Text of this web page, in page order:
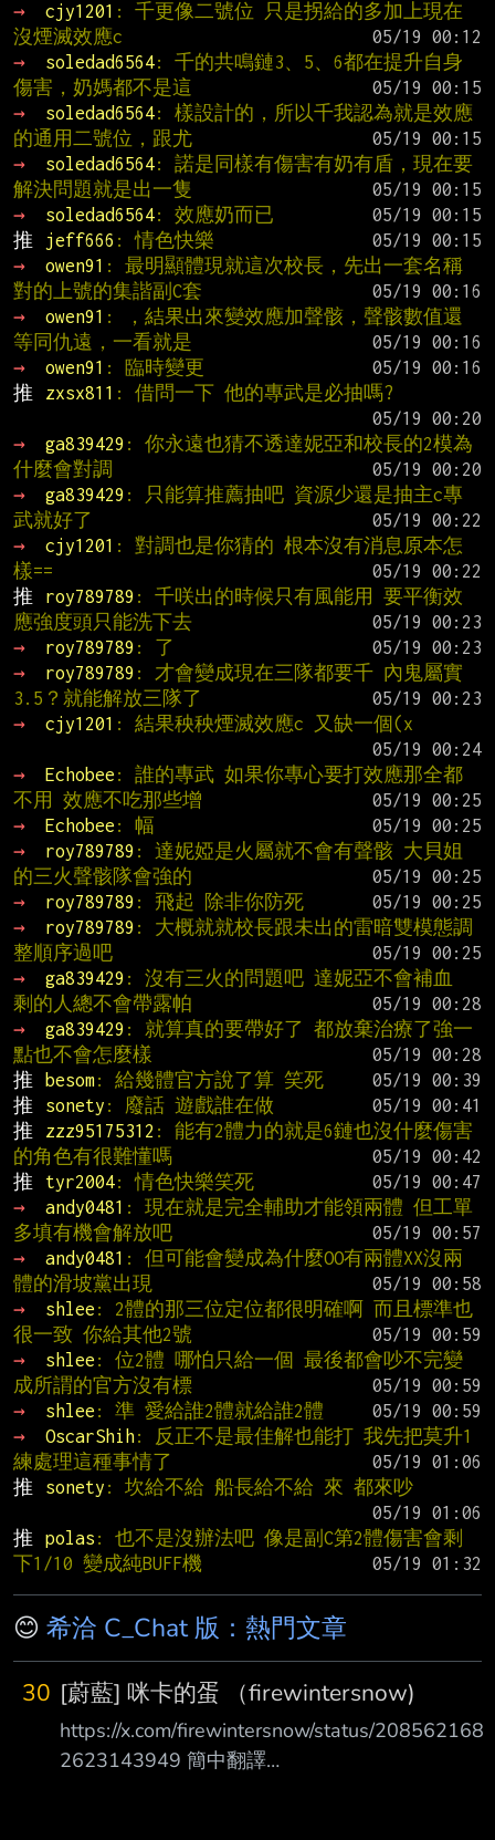
→
cjy1201 : 千更像二號位 只是拐給的多加上現在
沒煙滅效應c
→
soledad6564: 千的共鳴鏈3、5、6都在提升自身
傷害，奶媽都不是這
→
soledad6564: 樣設計的，所以千我認為就是效應
的通用二號位，跟尤
→
soledad6564: 諾是同樣有傷害有奶有盾，現在要
解決問題就是出一隻
→
soledad6564: 效應奶而已
推
jeff666 : 情色快樂
→
owen91 : 最明顯體現就這次校長，先出一套名稱
對的上號的集諧副C套
→
owen91 : ，結果出來變效應加聲骸，聲骸數值還
等同仇遠，一看就是
→
owen91 : 臨時變更
推
zxsx811 : 借問一下 他的專武是必抽嗎?
→
ga839429 : 你永遠也猜不透達妮亞和校長的2模為
什麼會對調
→
ga839429 : 只能算推薦抽吧 資源少還是抽主c專
武就好了
→
cjy1201 : 對調也是你猜的 根本沒有消息原本怎
樣==
推
roy789789 : 千咲出的時候只有風能用 要平衡效
應強度頭只能洗下去
→
roy789789 : 了
→
roy789789 : 才會變成現在三隊都要千 內鬼屬實
3.5？就能解放三隊了
→
cjy1201 : 結果秧秧煙滅效應c 又缺一個(x
→
Echobee : 誰的專武 如果你專心要打效應那全都
不用 效應不吃那些增
→
Echobee : 幅
→
roy789789 : 達妮婭是火屬就不會有聲骸 大貝姐
的三火聲骸隊會強的
→
roy789789 : 飛起 除非你防死
→
roy789789 : 大概就就校長跟未出的雷暗雙模態調
整順序過吧
→
ga839429 : 沒有三火的問題吧 達妮亞不會補血
剩的人總不會帶露帕
→
ga839429 : 就算真的要帶好了 都放棄治療了強一
點也不會怎麼樣
推
besom: 給幾體官方說了算 笑死
推
sonety : 廢話 遊戲誰在做
推
zzz95175312 : 能有2體力的就是6鏈也沒什麼傷害
的角色有很難懂嗎
推
tyr2004: 情色快樂笑死
→
andy0481 : 現在就是完全輔助才能領兩體 但工單
多填有機會解放吧
→
andy0481 : 但可能會變成為什麼OO有兩體XX沒兩
體的滑坡黨出現
→
shlee : 2體的那三位定位都很明確啊 而且標準也
很一致 你給其他2號
→
shlee : 位2體 哪怕只給一個 最後都會吵不完變
成所謂的官方沒有標
→
shlee : 準 愛給誰2體就給誰2體
→
OscarShih: 反正不是最佳解也能打 我先把莫升1
練處理這種事情了
推
sonety : 坎給不給 船長給不給 來 都來吵
推
polas : 也不是沒辦法吧 像是副C第2體傷害會剩
下1/10 變成純BUFF機
😊 希洽 C_Chat 版：熱門文章
30 [蔚藍] 咪卡的蛋 （firewintersnow)
https://x.com/firewintersnow/status/208562168
2623143949 簡中翻譯